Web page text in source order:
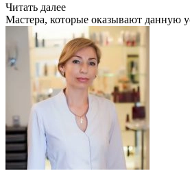
Читать далее
Мастера, которые оказывают данную